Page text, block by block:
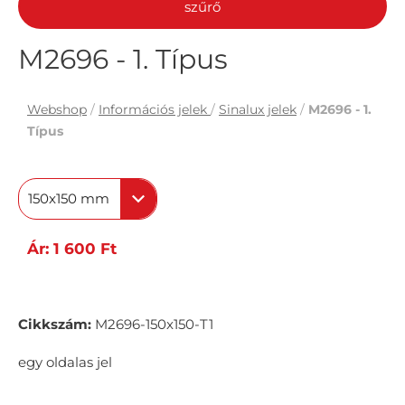
szűrő
M2696 - 1. Típus
Webshop / Információs jelek / Sinalux jelek / M2696 - 1.
Típus
150x150 mm
Ár: 1 600 Ft
Cikkszám: M2696-150x150-T1
egy oldalas jel